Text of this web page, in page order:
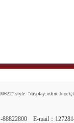
style="display:inline-
88822800 E-mail：